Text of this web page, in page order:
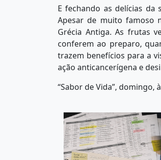
E fechando as delícias da
Apesar de muito famoso
Grécia Antiga. As frutas
conferem ao preparo,
trazem benefícios para a
ação anticancerígena e
“Sabor de Vida”, domingo,